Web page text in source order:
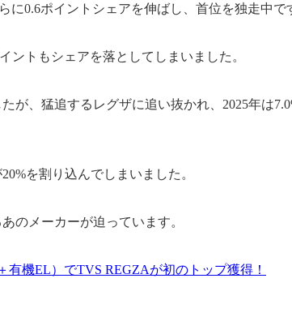
に0.6ポイントシェアを伸ばし、首位を独走中で
ントもシェアを落としてしまいました。
が、猛追するレグザに追い抜かれ、2025年は
を割り込んでしまいました。
のメーカーが迫っています。
有機EL）でTVS REGZAが初のトップ獲得！